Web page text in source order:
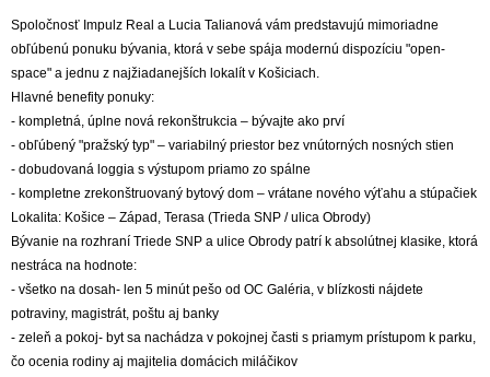
Spoločnosť Impulz Real a Lucia Talianová vám predstavujú mimoriadne
obľúbenú ponuku bývania, ktorá v sebe spája modernú dispozíciu "open-
space" a jednu z najžiadanejších lokalít v Košiciach.
Hlavné benefity ponuky:
- kompletná, úplne nová rekonštrukcia – bývajte ako prví
- obľúbený "pražský typ" – variabilný priestor bez vnútorných nosných stien
- dobudovaná loggia s výstupom priamo zo spálne
- kompletne zrekonštruovaný bytový dom – vrátane nového výťahu a stúpačiek
Lokalita: Košice – Západ, Terasa (Trieda SNP / ulica Obrody)
Bývanie na rozhraní Triede SNP a ulice Obrody patrí k absolútnej klasike, ktorá
nestráca na hodnote:
- všetko na dosah- len 5 minút pešo od OC Galéria, v blízkosti nájdete
potraviny, magistrát, poštu aj banky
- zeleň a pokoj- byt sa nachádza v pokojnej časti s priamym prístupom k parku,
čo ocenia rodiny aj majitelia domácich miláčikov